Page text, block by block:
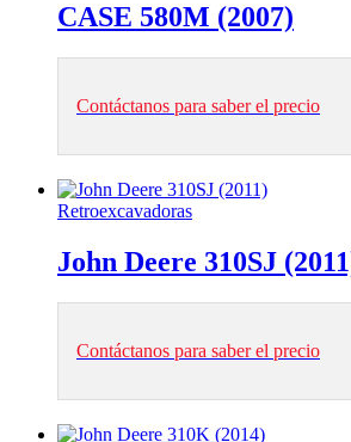
CASE 580M (2007)
Contáctanos para saber el precio
Retroexcavadoras
John Deere 310SJ
Contáctanos para saber el precio